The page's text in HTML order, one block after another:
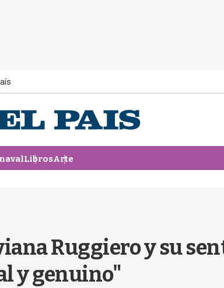
LibrosArte
Ruggiero y su
y genuino"